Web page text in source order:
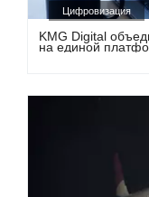
Цифровизация
KMG Digital
на единой